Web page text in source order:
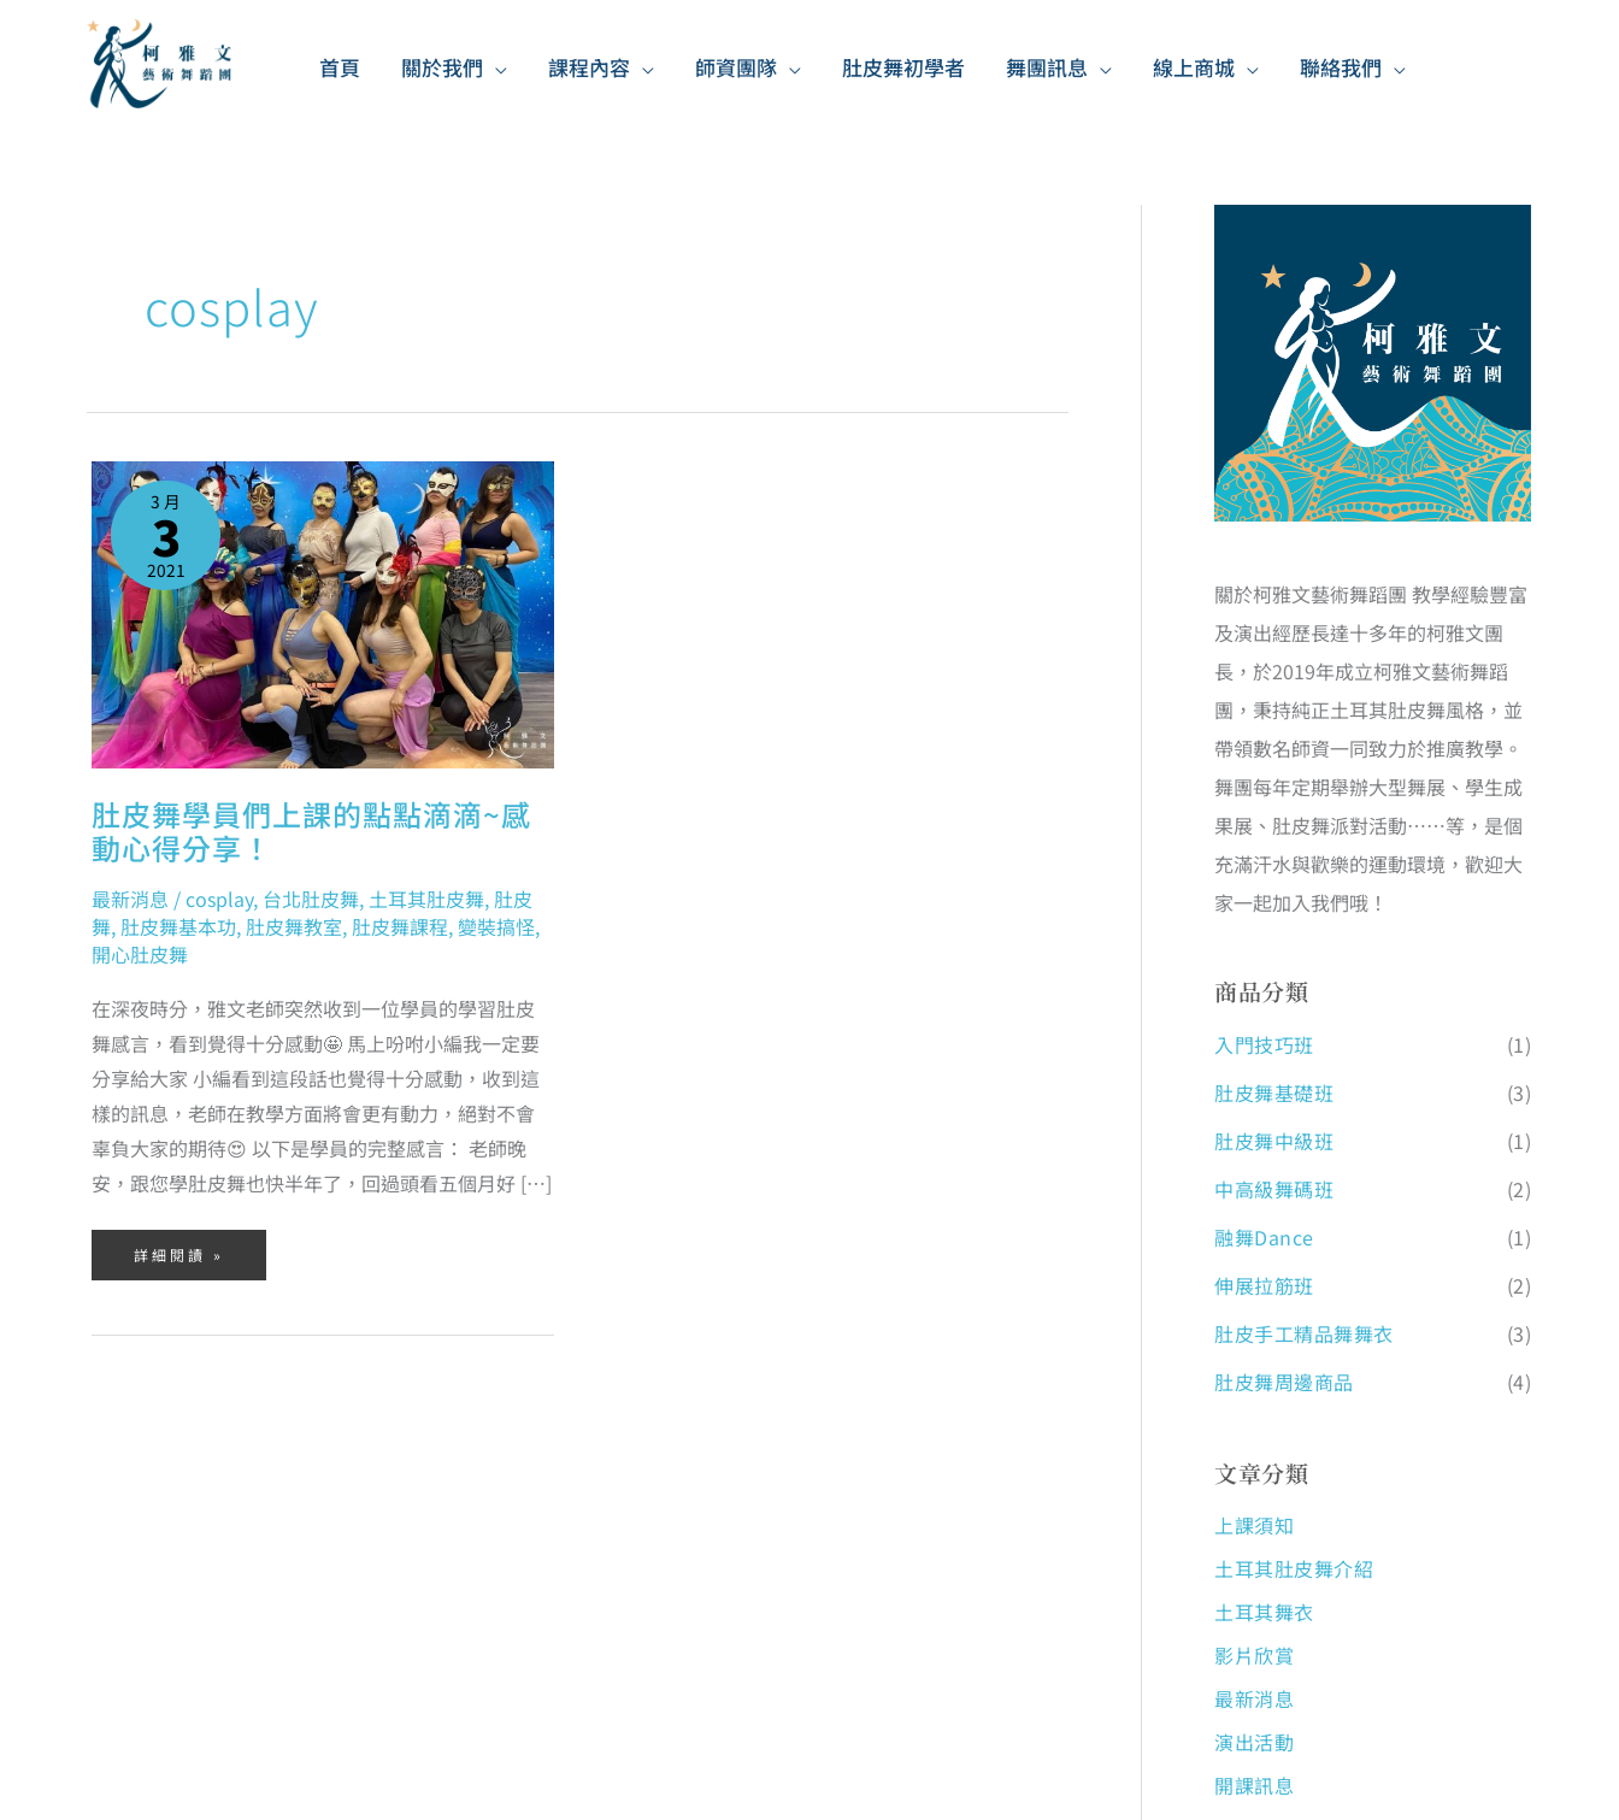
首頁 關於我們 課程內容 師資團隊 肚皮舞初學者 舞團訊息 線上商城 聯絡我們
cosplay
3 月
3
2021
肚皮舞學員們上課的點點滴滴~感
動心得分享！
最新消息 /cosplay, 台北肚皮舞, 土耳其肚皮舞, 肚皮
舞, 肚皮舞基本功, 肚皮舞教室, 肚皮舞課程, 變裝搞怪,
開心肚皮舞
在深夜時分，雅文老師突然收到一位學員的學習肚皮
舞感言，看到覺得十分感動🤩 馬上吩咐小編我一定要
分享給大家 小編看到這段話也覺得十分感動，收到這
樣的訊息，老師在教學方面將會更有動力，絕對不會
辜負大家的期待😍 以下是學員的完整感言： 老師晚
安，跟您學肚皮舞也快半年了，回過頭看五個月好 […]
肚
皮
舞
課
的
點
點
滴
滴
~
感
動
心
得
分
享！
詳細閱讀 »
關於柯雅文藝術舞蹈團 教學經驗豐富
及演出經歷長達十多年的柯雅文團
長，於2019年成立柯雅文藝術舞蹈
團，秉持純正土耳其肚皮舞風格，並
帶領數名師資一同致力於推廣教學。
舞團每年定期舉辦大型舞展、學生成
果展、肚皮舞派對活動……等，是個
充滿汗水與歡樂的運動環境，歡迎大
家一起加入我們哦！
商品分類
入門技巧班
(1)
肚皮舞基礎班
(3)
肚皮舞中級班
(1)
中高級舞碼班
(2)
融舞Dance
(1)
伸展拉筋班
(2)
肚皮手工精品舞舞衣
(3)
肚皮舞周邊商品
(4)
文章分類
上課須知
土耳其肚皮舞介紹
土耳其舞衣
影片欣賞
最新消息
演出活動
開課訊息